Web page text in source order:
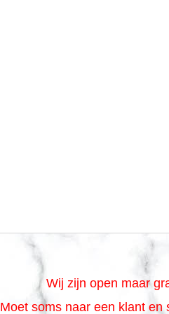
Wij zijn open maar
Moet soms naar een klant